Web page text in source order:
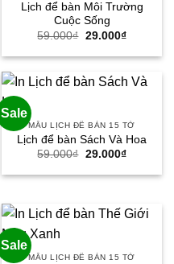
Lịch để bàn Môi Trường
Cuộc Sống
59.000₫ Giá
là:
29.000₫Giá
tại
29.000₫.
Sale
MẪU LỊCH ĐỂ BÀN 15 TỜ
Lịch để bàn Sách Và Hoa
59.000₫ Giá
là:
29.000₫Giá
tại
Sale
MẪU LỊCH ĐỂ BÀN 15 TỜ